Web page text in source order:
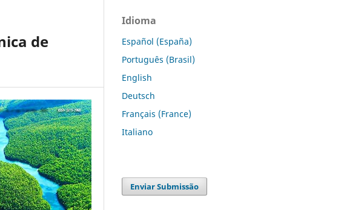
de
Idioma
Español (España)
Português (Brasil)
English
Deutsch
Français (France)
Italiano
Enviar Submissão